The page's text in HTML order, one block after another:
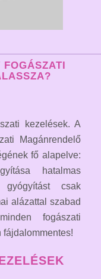
kezelések. A
Magánrendelő
fő alapelve:
hatalmas
csak
alázattal szabad
fogászati
fájdalommentes!